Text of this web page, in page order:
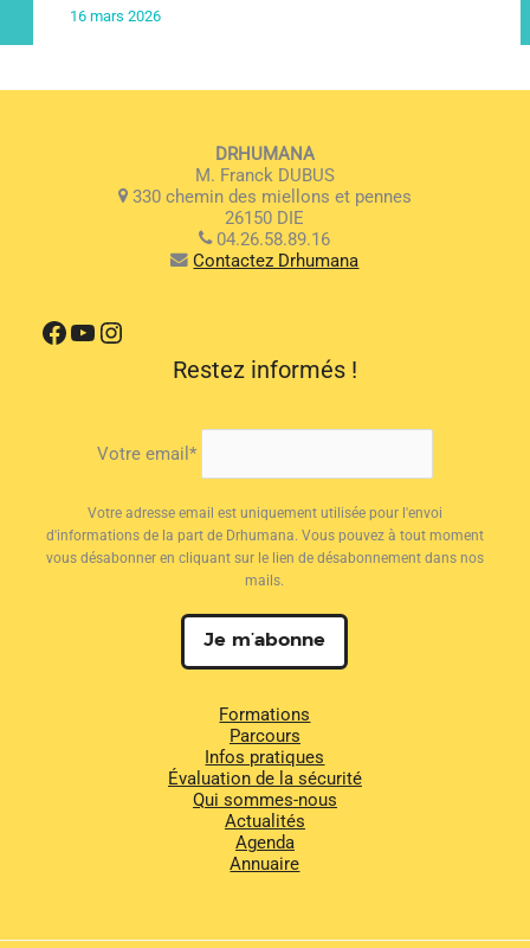
16 mars 2026
DRHUMANA
M. Franck DUBUS
330 chemin des miellons et pennes
26150 DIE
04.26.58.89.16
Contactez Drhumana
Facebook
YouTube
Instagram
Restez informés !
Votre email*
Votre adresse email est uniquement utilisée pour l'envoi
d'informations de la part de Drhumana. Vous pouvez à tout moment
vous désabonner en cliquant sur le lien de désabonnement dans nos
mails.
Formations
Parcours
Infos pratiques
Évaluation de la sécurité
Qui sommes-nous
Actualités
Agenda
Annuaire